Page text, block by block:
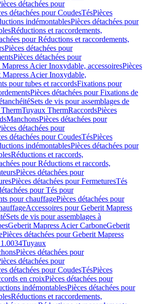
détachées pour
détachées pour CoudesTésPièces
indémontablesPièces détachées pour
Réductions et raccordements,
pour Réductions et raccordements,
Pièces détachées pour
Pièces détachées pour
Acier Inoxydable, accessoiresPièces
Mapress Acier Inoxydable,
pour tubes et raccordsFixations pour
Pièces détachées pour Fixations de
Sets de vis pour assemblages de
Tuyaux ThermRaccordsPièces
ManchonsPièces détachées pour
détachées pour
détachées pour CoudesTésPièces
indémontablesPièces détachées pour
Réductions et raccords,
pour Réductions et raccords,
Pièces détachées pour
Pièces détachées pour FermeturesTés
pour Tés pour
pour chauffagePièces détachées pour
Accessoires pour Geberit Mapress
Sets de vis pour assemblages à
Geberit Mapress Acier CarboneGeberit
Pièces détachées pour Geberit Mapress
Tuyaux
Pièces détachées pour
détachées pour
détachées pour CoudesTésPièces
en croixPièces détachées pour
indémontablesPièces détachées pour
Réductions et raccordements,